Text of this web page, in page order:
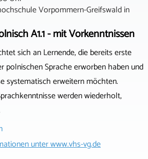
Vorpommern-Greifswaldin
A1.1 - mit Vorkenntnissen
sich an Lernende, die bereits erste
polnischen Sprache erworben haben und
systematisch erweitern möchten.
werden wiederholt,
unterwww.vhs-vg.de